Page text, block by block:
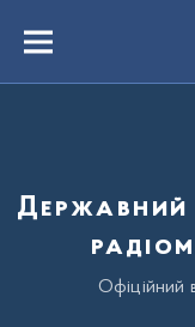
вмістуMenu
Державний
Офіційний